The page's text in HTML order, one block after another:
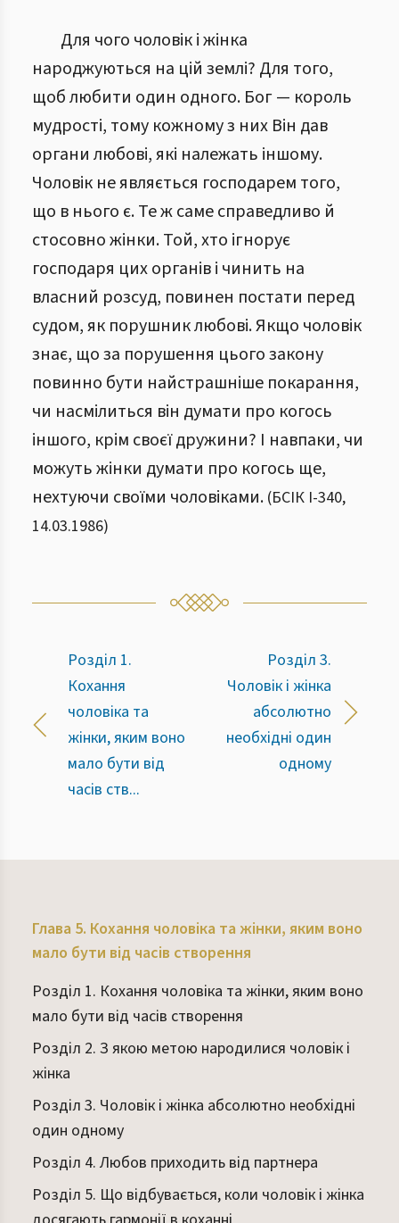
Для чого чоловік і жінка
народжуються на цій землі? Для того,
щоб любити один одного. Бог — король
мудрості, тому кожному з них Він дав
органи любові, які належать іншому.
Чоловік не являється господарем того,
що в нього є. Те ж саме справедливо й
стосовно жінки. Той, хто ігнорує
господаря цих органів і чинить на
власний розсуд, повинен постати перед
судом, як порушник любові. Якщо чоловік
знає, що за порушення цього закону
повинно бути найстрашніше покарання,
чи насмілиться він думати про когось
іншого, крім своєї дружини? І навпаки, чи
можуть жінки думати про когось ще,
нехтуючи своїми чоловіками. (БСІК І-340,
14.03.1986)
Розділ 1.
Кохання
чоловіка та
жінки, яким воно
мало бути від
часів ств...
Розділ 3.
Чоловік і жінка
абсолютно
необхідні один
одному
Глава 5. Кохання чоловіка та жінки, яким воно
мало бути від часів створення
Розділ 1. Кохання чоловіка та жінки, яким воно
мало бути від часів створення
Розділ 2. З якою метою народилися чоловік і
жінка
Розділ 3. Чоловік і жінка абсолютно необхідні
один одному
Розділ 4. Любов приходить від партнера
Розділ 5. Що відбувається, коли чоловік і жінка